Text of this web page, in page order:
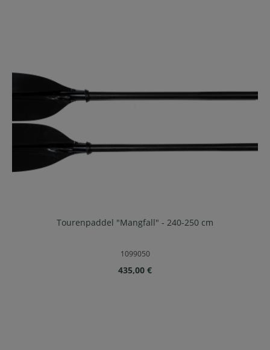
Tourenpaddel "Mangfall" - 240-250 cm
1099050
Regulärer Preis:
435,00 €